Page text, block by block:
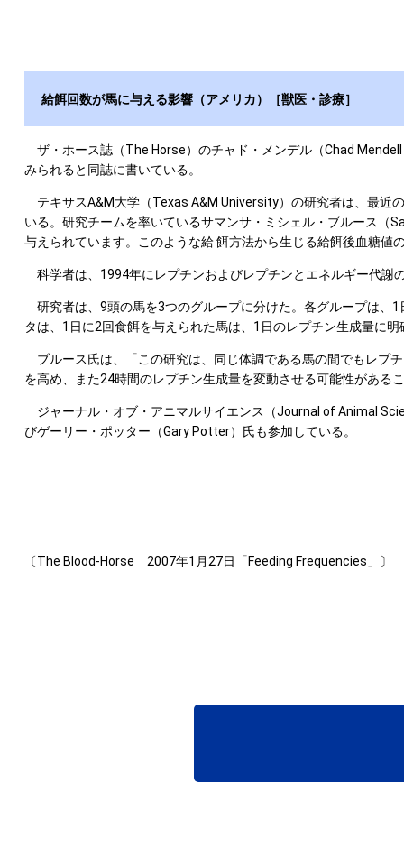
給餌回数が馬に与える影響（アメリカ）［獣医・診療］
ザ・ホース誌（The Horse）のチャド・メンデル（Chad
みられると同誌に書いている。
テキサスA&M大学（Texas A&M University）の研究者は、最近
いる。研究チームを率いているサマンサ・ミシェル・ブルース（
与えられています。このような給 餌方法から生じる給餌後血糖値
科学者は、1994年にレプチンおよびレプチンとエネルギー代謝
研究者は、9頭の馬を3つのグループに分けた。各グループは、
タは、1日に2回食餌を与えられた馬は、1日のレプチン生成量に
ブルース氏は、「この研究は、同じ体調である馬の間でもレプ
を高め、また24時間のレプチン生成量を変動させる可能性がある
ジャーナル・オブ・アニマルサイエンス（Journal of Animal
びゲーリー・ポッター（Gary Potter）氏も参加している。
〔The Blood-Horse 2007年1月27日「Feeding Frequencies」〕